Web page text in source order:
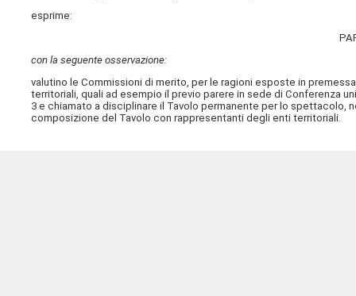
esprime:
con la seguente osservazione:
valutino le Commissioni di merito, per le ragioni esposte in
territoriali, quali ad esempio il previo parere in sede di Conferenza
3 e chiamato a disciplinare il Tavolo permanente per lo
composizione del Tavolo con rappresentanti degli enti territoriali.